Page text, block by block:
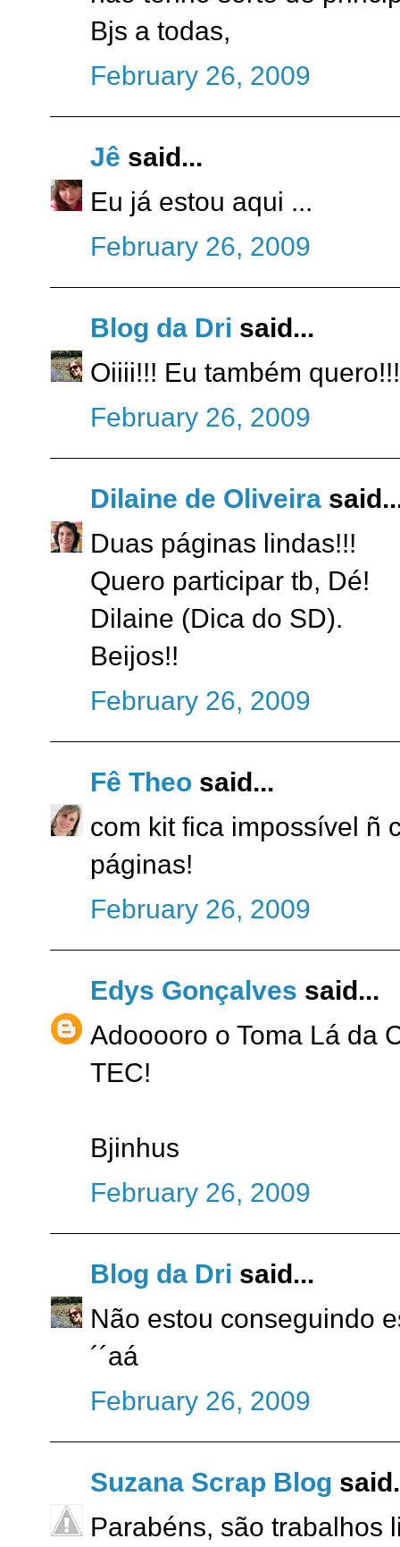
Bjs a todas,
February 26, 2009
Jê said...
Eu já estou aqui ...
February 26, 2009
Blog da Dri said...
Oiiii!!! Eu também
February 26, 2009
Dilaine de Oliveira
Duas páginas lindas!!!
Quero participar tb, Dé!
Dilaine (Dica do SD).
Beijos!!
February 26, 2009
Fê Theo said...
com kit fica impossível ñ
páginas!
February 26, 2009
Edys Gonçalves said...
Adooooro o Toma Lá da
TEC!
Bjinhus
February 26, 2009
Blog da Dri said...
Não estou conseguindo
´´aá
February 26, 2009
Suzana Scrap Blog
Parabéns, são trabalhos